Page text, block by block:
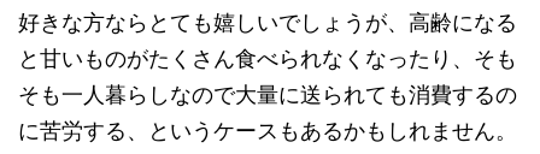
好きな方ならとても嬉しいでしょうが、高齢になる
と甘いものがたくさん食べられなくなったり、そも
そも一人暮らしなので大量に送られても消費するの
に苦労する、というケースもあるかもしれません。